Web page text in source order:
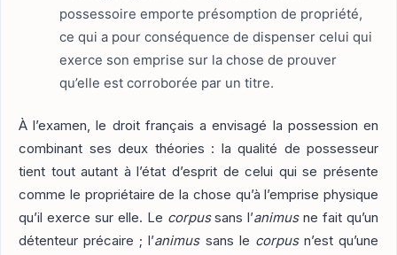
possessoire emporte présomption de propriété,
ce qui a pour conséquence de dispenser celui qui
exerce son emprise sur la chose de prouver
qu’elle est corroborée par un titre.
À l’examen, le droit français a envisagé la possession en
combinant ses deux théories : la qualité de possesseur
tient tout autant à l’état d’esprit de celui qui se présente
comme le propriétaire de la chose qu’à l’emprise physique
qu’il exerce sur elle. Le corpussans l’animusne fait qu’un
détenteur précaire ; l’animussans le corpusn’est qu’une